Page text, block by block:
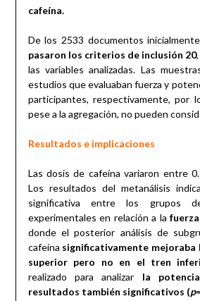
cafeína.
De los 2533 documentos
pasaron los criterios de inclusión 20
las variables analizadas. Las
estudios que evaluaban fuerza y
participantes, respectivamente, por
pese a la agregación, no pueden
Resultados e implicaciones
Las dosis de cafeína variaron entre
Los resultados del metanálisis
significativa entre los grupos
experimentales en relación a la
donde el posterior análisis de
cafeína significativamente mejoraba
superior pero no en el tren
realizado para analizar la
resultados también significativos (p